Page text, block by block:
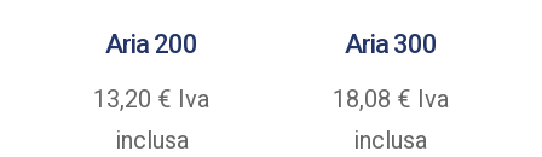
Aria 200
13,20 € Iva
inclusa
Aria 300
18,08 € Iva
inclusa